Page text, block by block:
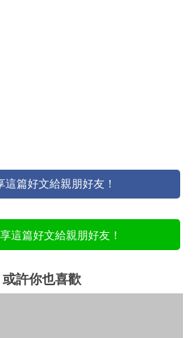
篇好文給親朋好友！
這篇好文給親朋好友！
或許你也喜歡